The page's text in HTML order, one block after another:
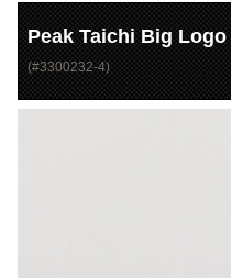
Peak Taichi Big
(#3300232-4)